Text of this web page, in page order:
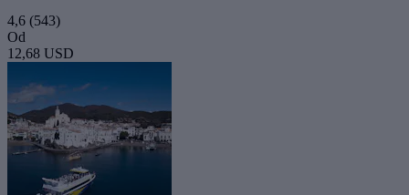
4,6 (543)
Od
12,68 USD